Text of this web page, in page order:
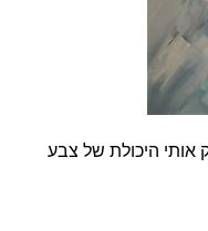
היכולת של צבע